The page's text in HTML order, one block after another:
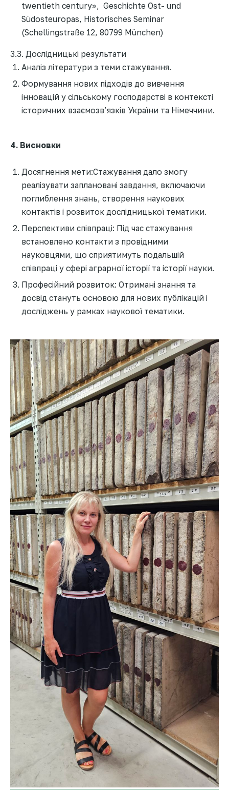
twentieth century», Geschichte Ost- und
Südosteuropas, Historisches Seminar
(Schellingstraße 12, 80799 München)
3.3. Дослідницькі результати
Аналіз літератури з теми стажування.
Формування нових підходів до вивчення
інновацій у сільському господарстві в контексті
історичних взаємозв’язків України та Німеччини.
4. Висновки
Досягнення мети:Стажування дало змогу
реалізувати заплановані завдання, включаючи
поглиблення знань, створення наукових
контактів і розвиток дослідницької тематики.
Перспективи співпраці: Під час стажування
встановлено контакти з провідними
науковцями, що сприятимуть подальшій
співпраці у сфері аграрної історії та історії науки.
Професійний розвиток: Отримані знання та
досвід стануть основою для нових публікацій і
досліджень у рамках наукової тематики.